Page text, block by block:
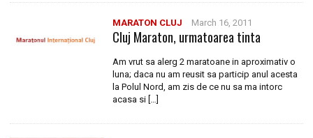
MARATON CLUJ March 16, 2011
Cluj Maraton, urmatoarea tinta
Am vrut sa alerg 2 maratoane in aproximativ o
luna; daca nu am reusit sa particip anul acesta
la Polul Nord, am zis de ce nu sa ma intorc
acasa si […]